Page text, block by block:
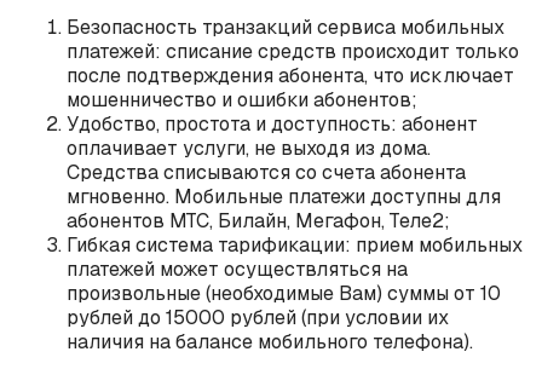
Безопасность транзакций сервиса мобильных
платежей: списание средств происходит только
после подтверждения абонента, что исключает
мошенничество и ошибки абонентов;
Удобство, простота и доступность: абонент
оплачивает услуги, не выходя из дома.
Средства списываются со счета абонента
мгновенно. Мобильные платежи доступны для
абонентов МТС, Билайн, Мегафон, Теле2;
Гибкая система тарификации: прием мобильных
платежей может осуществляться на
произвольные (необходимые Вам) суммы от 10
рублей до 15000 рублей (при условии их
наличия на балансе мобильного телефона).